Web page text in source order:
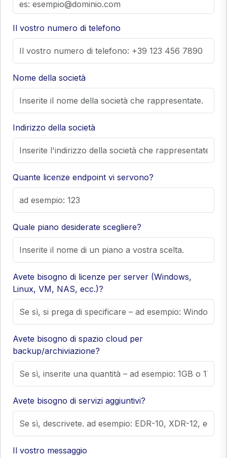
Il vostro numero di telefono
Nome della società
Indirizzo della società
Quante licenze endpoint vi servono?
Quale piano desiderate scegliere?
Avete bisogno di licenze per server (Windows,
Linux, VM, NAS, ecc.)?
Avete bisogno di spazio cloud per
backup/archiviazione?
Avete bisogno di servizi aggiuntivi?
Il vostro messaggio